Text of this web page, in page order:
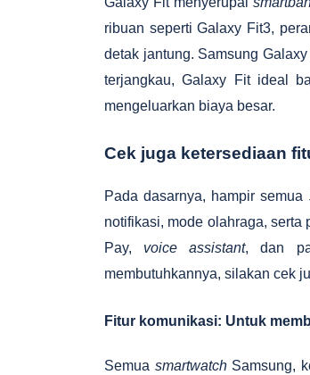
ribuan seperti Galaxy Fit3,
detak jantung. Samsung
terjangkau, Galaxy Fit ideal
mengeluarkan biaya besar.
Cek juga ketersediaan
Pada dasarnya, hampir semua
notifikasi, mode olahraga, serta
Pay, voice assistant, dan
membutuhkannya, silakan cek
Fitur komunikasi: Untuk
Semua smartwatchSamsung,